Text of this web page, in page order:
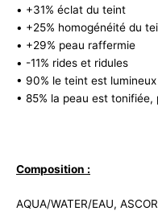
• +31% éclat du teint
• +25% homogénéité du
• +29% peau raffermie
• -11% rides et ridules
• 90% le teint est
• 85% la peau est
Composition :
AQUA/WATER/EAU,